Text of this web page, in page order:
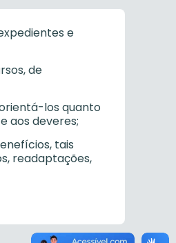
e
de
los quanto
aos deveres;
tais
readaptações,
de
pessoal, no que